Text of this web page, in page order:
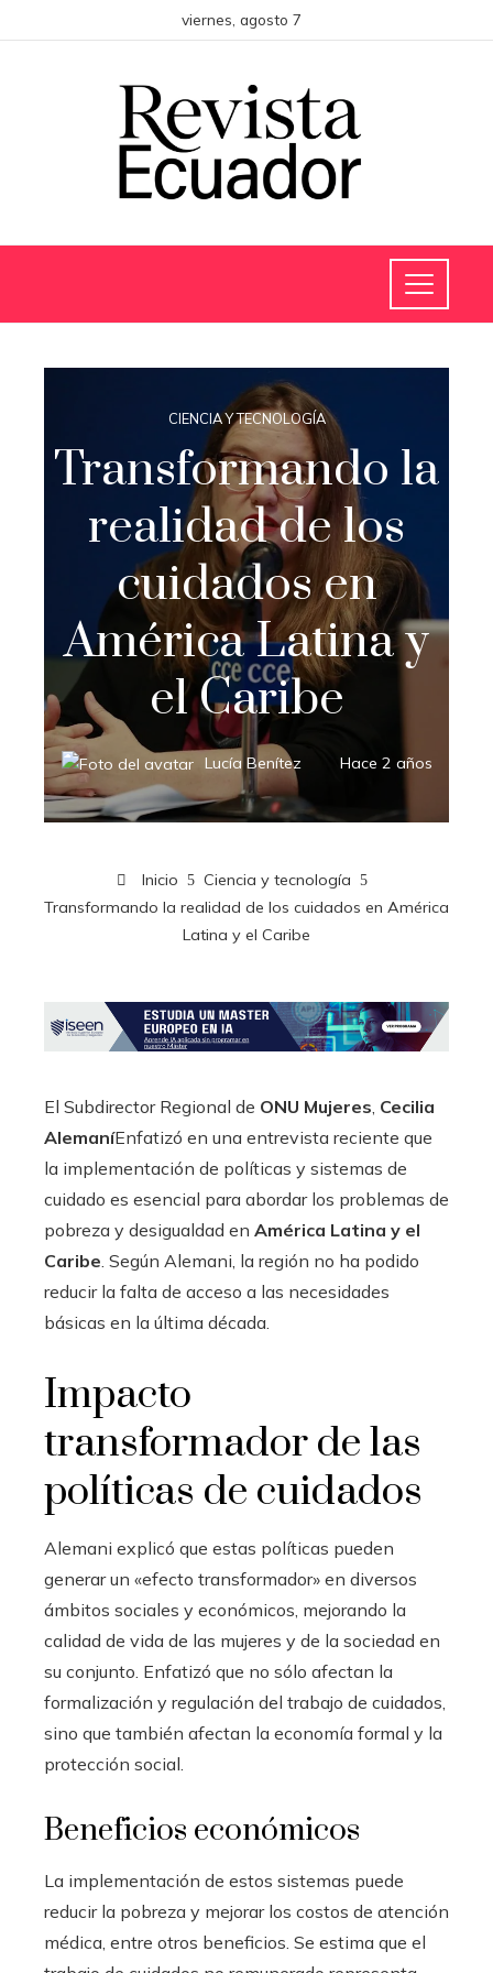
viernes, agosto 7
CIENCIA Y TECNOLOGÍA
Transformando la
realidad de los
cuidados en
América Latina y
el Caribe
Lucía Benítez Hace 2 años
Inicio
Ciencia y tecnología
Transformando la realidad de los cuidados en América
Latina y el Caribe
El Subdirector Regional de ONU Mujeres, Cecilia
AlemaníEnfatizó en una entrevista reciente que
la implementación de políticas y sistemas de
cuidado es esencial para abordar los problemas de
pobreza y desigualdad en América Latina y el
Caribe. Según Alemani, la región no ha podido
reducir la falta de acceso a las necesidades
básicas en la última década.
Impacto
transformador de las
políticas de cuidados
Alemani explicó que estas políticas pueden
generar un «efecto transformador» en diversos
ámbitos sociales y económicos, mejorando la
calidad de vida de las mujeres y de la sociedad en
su conjunto. Enfatizó que no sólo afectan la
formalización y regulación del trabajo de cuidados,
sino que también afectan la economía formal y la
protección social.
Beneficios económicos
La implementación de estos sistemas puede
reducir la pobreza y mejorar los costos de atención
médica, entre otros beneficios. Se estima que el